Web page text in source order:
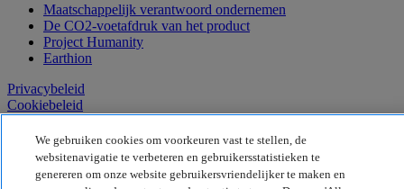
Maatschappelijk verantwoord ondernemen
De CO2-voetafdruk van het product
Project Humanity
Earthion
Privacybeleid
Cookiebeleid
Aanvullende juridische informatie
Toegankelijkheidsbeleid
Cookie-instellingen
België - Nederlands
We gebruiken cookies om voorkeuren vast te stellen, de
websitenavigatie te verbeteren en gebruikersstatistieken te
genereren om onze website gebruikersvriendelijker te maken en